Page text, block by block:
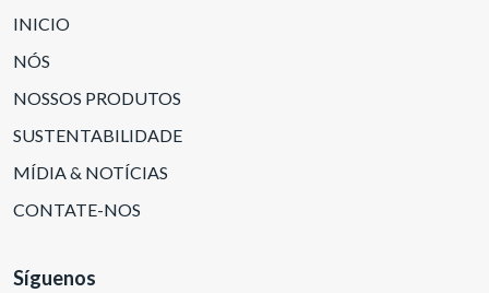
INICIO
NÓS
NOSSOS PRODUTOS
SUSTENTABILIDADE
MÍDIA & NOTÍCIAS
CONTATE-NOS
Síguenos